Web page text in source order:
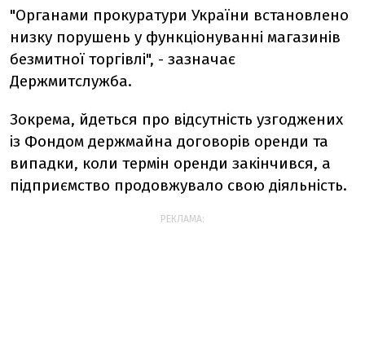
"Органами прокуратури України встановлено
низку порушень у функціонуванні магазинів
безмитної торгівлі", - зазначає
Держмитслужба.
Зокрема, йдеться про відсутність узгоджених
із Фондом держмайна договорів оренди та
випадки, коли термін оренди закінчився, а
підприємство продовжувало свою діяльність.
РЕКЛАМА: